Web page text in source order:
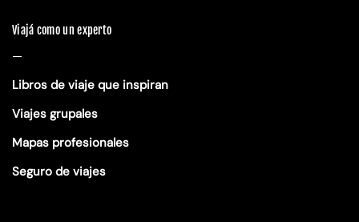
Viajá como un experto
—
Libros de viaje que inspiran
Viajes grupales
Mapas profesionales
Seguro de viajes